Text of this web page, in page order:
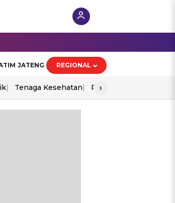
JATENG REGIONAL
Tenaga Kesehatan Perang As-Iran
›